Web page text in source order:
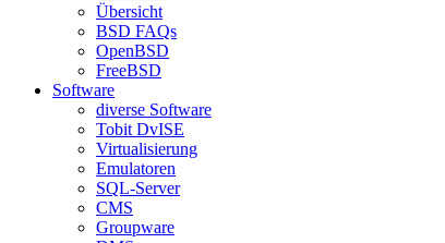
Übersicht
BSD FAQs
OpenBSD
FreeBSD
Software
diverse Software
Tobit DvISE
Virtualisierung
Emulatoren
SQL-Server
CMS
Groupware